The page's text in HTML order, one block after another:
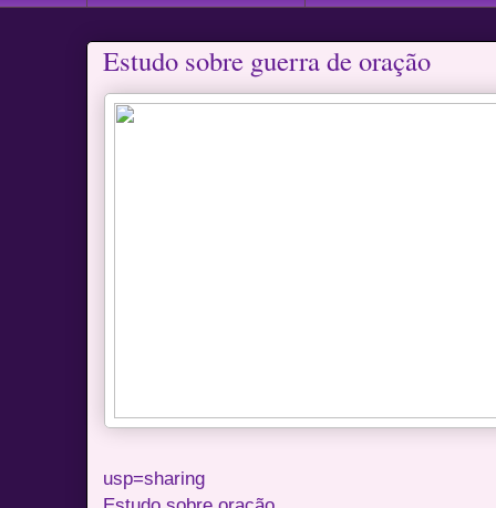
Estudo sobre guerra de oração
usp=sharing